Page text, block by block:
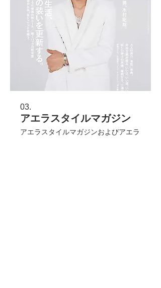
03.
アエラスタイルマガジン
アエラスタイルマガジンおよびアエラ